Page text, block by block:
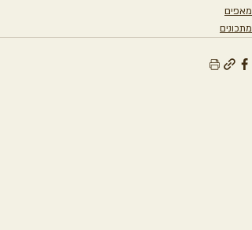
מאפים
מתכונים